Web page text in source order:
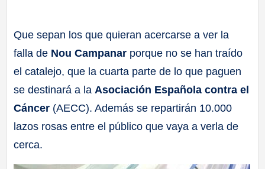
Que sepan los que quieran acercarse a ver la
falla de Nou Campanar porque no se han traído
el catalejo, que la cuarta parte de lo que paguen
se destinará a la Asociación Española contra el
Cáncer (AECC). Además se repartirán 10.000
lazos rosas entre el público que vaya a verla de
cerca.